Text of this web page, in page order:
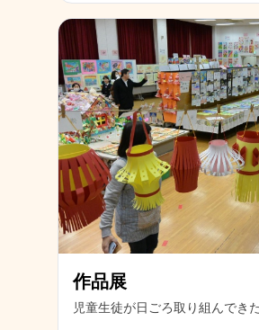
作品展
児童生徒が日ごろ取り組んでき